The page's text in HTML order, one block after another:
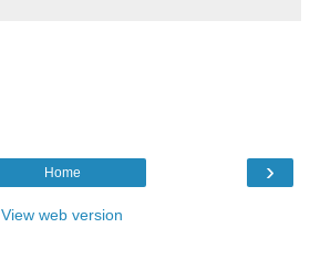
›
Home
View web version